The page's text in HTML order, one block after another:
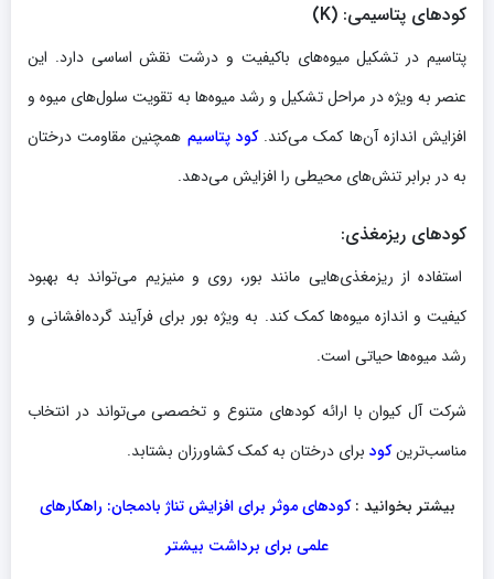
کودهای پتاسیمی: (K)
پتاسیم در تشکیل میوه‌های باکیفیت و درشت نقش اساسی دارد. این
عنصر به ویژه در مراحل تشکیل و رشد میوه‌ها به تقویت سلول‌های میوه و
افزایش اندازه آن‌ها کمک می‌کند.کود پتاسیم همچنین مقاومت درختان
به در برابر تنش‌های محیطی را افزایش می‌دهد.
کودهای ریزمغذی:
استفاده از ریزمغذی‌هایی مانند بور، روی و منیزیم می‌تواند به بهبود
کیفیت و اندازه میوه‌ها کمک کند. به ویژه بور برای فرآیند گرده‌افشانی و
رشد میوه‌ها حیاتی است.
شرکت آل کیوان با ارائه کودهای متنوع و تخصصی می‌تواند در انتخاب
مناسب‌ترینکود برای درختان به کمک کشاورزان بشتابد.
بیشتر بخوانید :کودهای موثر برای افزایش تناژ بادمجان: راهکارهای
علمی برای برداشت بیشتر